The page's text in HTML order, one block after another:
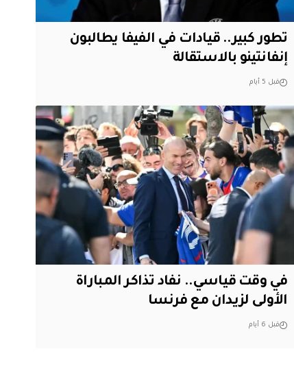
تطور كبير.. قيادات في الفيفا يطالبون
إنفانتينو بالاستقالة
قبل 5 أيام
في وقت قياسي.. نفاد تذاكر المباراة
الأولى لزيدان مع فرنسا
قبل 6 أيام